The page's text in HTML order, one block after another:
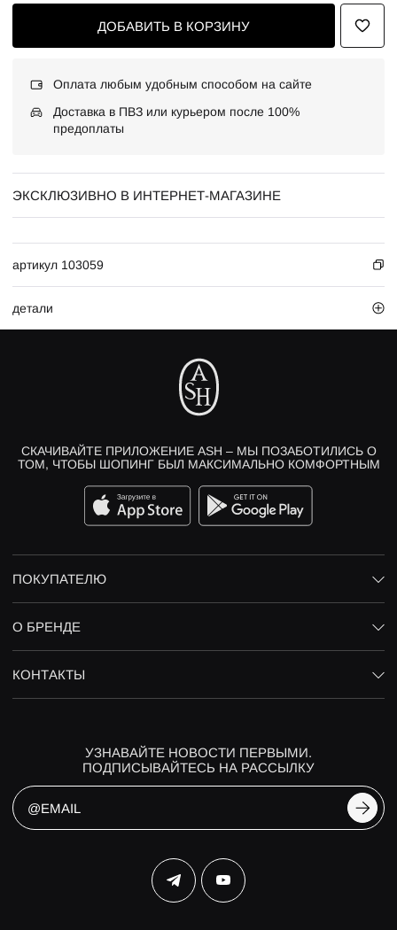
ДОБАВИТЬ В КОРЗИНУ
Оплата любым удобным способом на сайте
Доставка в ПВЗ или курьером после 100%
предоплаты
ЭКСКЛЮЗИВНО В ИНТЕРНЕТ-МАГАЗИНЕ
артикул 103059
детали
СКАЧИВАЙТЕ ПРИЛОЖЕНИЕ ASH – МЫ ПОЗАБОТИЛИСЬ О
ТОМ, ЧТОБЫ ШОПИНГ БЫЛ МАКСИМАЛЬНО КОМФОРТНЫМ
ПОКУПАТЕЛЮ
О БРЕНДЕ
КОНТАКТЫ
УЗНАВАЙТЕ НОВОСТИ ПЕРВЫМИ.
ПОДПИСЫВАЙТЕСЬ НА РАССЫЛКУ